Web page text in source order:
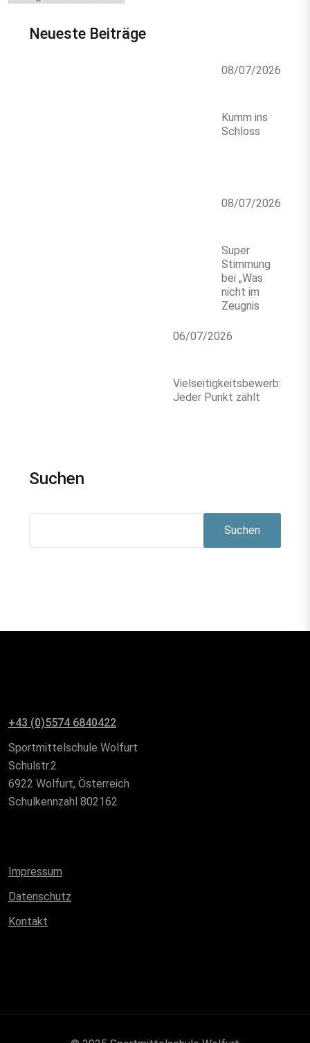
Neueste Beiträge
08/07/2026
Kumm ins
Schloss
08/07/2026
Super
Stimmung
bei „Was
nicht im
Zeugnis
06/07/2026
Vielseitigkeitsbewerb:
Jeder Punkt zählt
Suchen
Suchen
+43 (0)5574 6840422
Sportmittelschule Wolfurt
Schulstr.2
6922 Wolfurt, Österreich
Schulkennzahl 802162
Impressum
Datenschutz
Kontakt